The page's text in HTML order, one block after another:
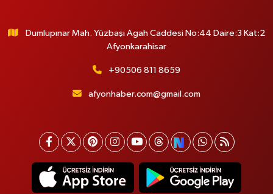
Dumlupınar Mah. Yüzbaşı Agah Caddesi No:44 Daire:3 Kat:2
Afyonkarahisar
+90506 811 8659
afyonhaber.com@gmail.com